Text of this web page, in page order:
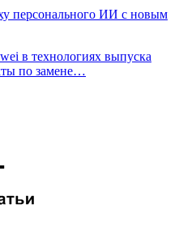
персонального ИИ с новым
в технологиях выпуска
по замене…